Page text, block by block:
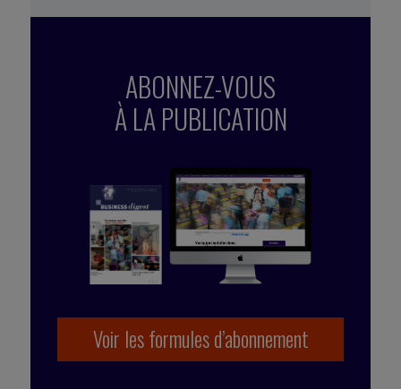
ABONNEZ-VOUS
À LA PUBLICATION
Voir les formules d’abonnement